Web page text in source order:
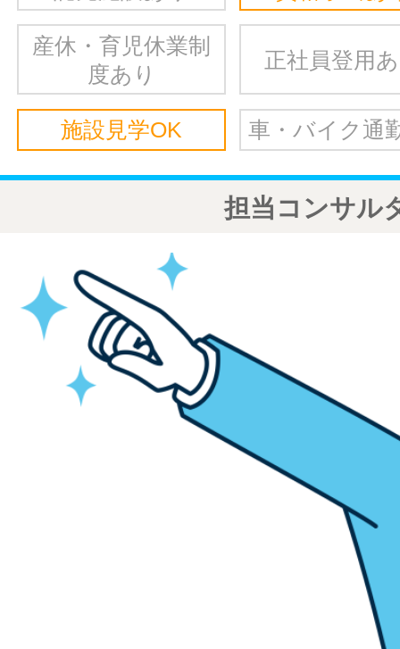
産休・育児休業制
度あり
正社員登用
施設見学OK 車・バイク通
担当コンサル